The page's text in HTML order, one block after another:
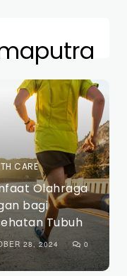
CARE
Olahraga
bagi
Tubuh
28, 2024 0